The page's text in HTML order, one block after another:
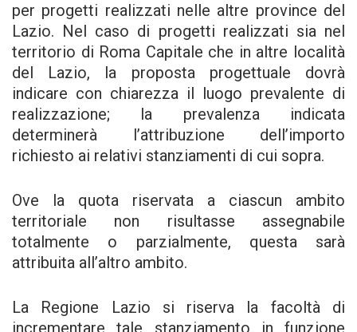
per progetti realizzati nelle altre province del
Lazio. Nel caso di progetti realizzati sia nel
territorio di Roma Capitale che in altre località
del Lazio, la proposta progettuale dovrà
indicare con chiarezza il luogo prevalente di
realizzazione; la prevalenza indicata
determinerà l’attribuzione dell’importo
richiesto ai relativi stanziamenti di cui sopra.
Ove la quota riservata a ciascun ambito
territoriale non risultasse assegnabile
totalmente o parzialmente, questa sarà
attribuita all’altro ambito.
La Regione Lazio si riserva la facoltà di
incrementare tale stanziamento in funzione